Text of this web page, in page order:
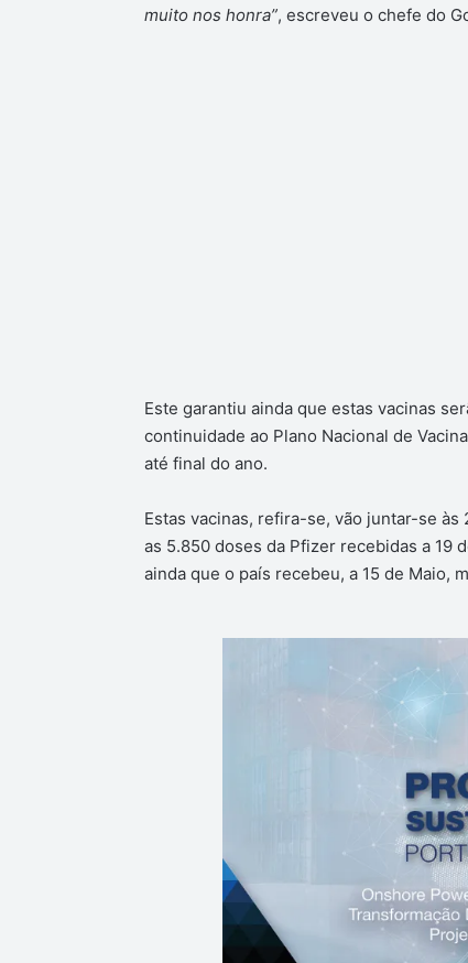
muito nos honra”, escreveu o chefe do
Este garantiu ainda que estas vacinas
continuidade ao Plano Nacional de
até final do ano.
Estas vacinas, refira-se, vão juntar-se
as 5.850 doses da Pfizer recebidas a 19
ainda que o país recebeu, a 15 de Maio,